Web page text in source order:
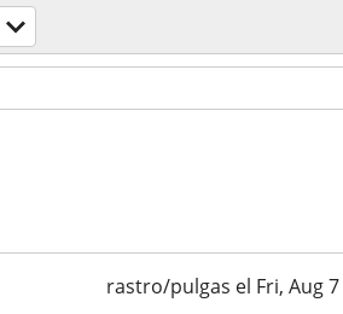
rastro/pulgas el Fri, Aug 7